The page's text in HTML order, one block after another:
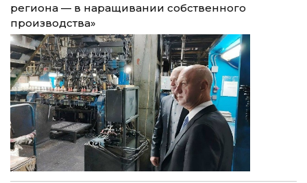
региона — в наращивании собственного
производства»